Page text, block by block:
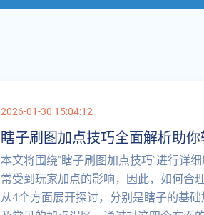
2026-01-30 15:04:12
瞎子刷图加点技巧全面解析助
本文将围绕“瞎子刷图加点技巧”进行详
常受到玩家加点的影响，因此，如何合
从4个方面展开探讨，分别是瞎子的基